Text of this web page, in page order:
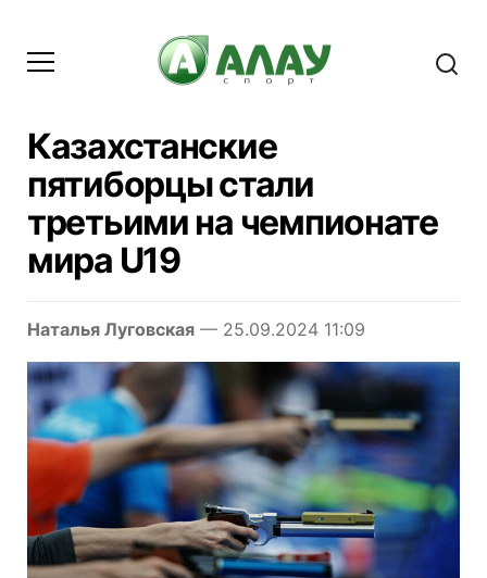
Казахстанские
пятиборцы стали
третьими на чемпионате
мира U19
Наталья Луговская — 25.09.2024 11:09